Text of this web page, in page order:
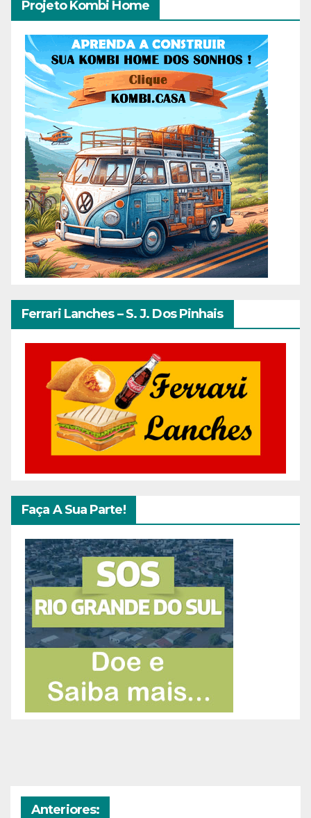
Projeto Kombi Home
Ferrari Lanches – S. J. Dos Pinhais
Faça A Sua Parte!
Anteriores: